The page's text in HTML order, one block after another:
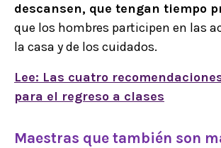
descansen, que tengan tiempo
que los hombres participen en las
la casa y de los cuidados.
Lee: Las cuatro
para el regreso a clases
Maestras que también son